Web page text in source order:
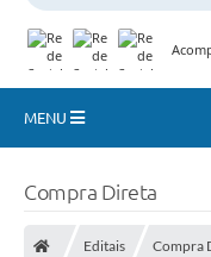
MENU
Compra Direta
Editais Compra